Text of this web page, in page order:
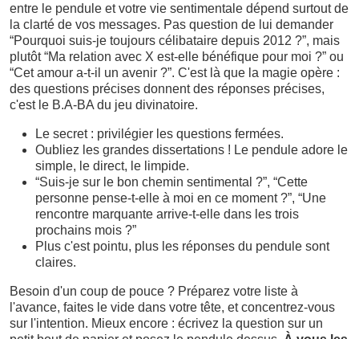
entre le pendule et votre vie sentimentale dépend surtout de
la clarté de vos messages. Pas question de lui demander
“Pourquoi suis-je toujours célibataire depuis 2012 ?”, mais
plutôt “Ma relation avec X est-elle bénéfique pour moi ?” ou
“Cet amour a-t-il un avenir ?”. C'est là que la magie opère :
des questions précises donnent des réponses précises,
c'est le B.A-BA du jeu divinatoire.
Le secret : privilégier les questions fermées.
Oubliez les grandes dissertations ! Le pendule adore le
simple, le direct, le limpide.
“Suis-je sur le bon chemin sentimental ?”, “Cette
personne pense-t-elle à moi en ce moment ?”, “Une
rencontre marquante arrive-t-elle dans les trois
prochains mois ?”
Plus c'est pointu, plus les réponses du pendule sont
claires.
Besoin d'un coup de pouce ? Préparez votre liste à
l'avance, faites le vide dans votre tête, et concentrez-vous
sur l'intention. Mieux encore : écrivez la question sur un